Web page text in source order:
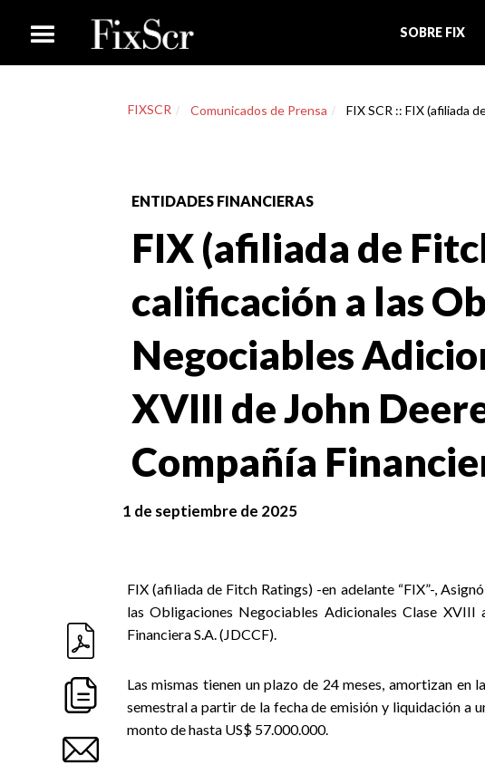
SOBRE FIX
FIXSCR Comunicados de Prensa FIX SCR :: FIX (afiliada
ENTIDADES FINANCIERAS
FIX (afiliada de
calificación a las
Negociables
XVIII de John
Compañía
1 de septiembre de 2025
FIX (afiliada de Fitch Ratings) -en adelante “FIX”-,
las Obligaciones Negociables Adicionales Clase
Financiera S.A. (JDCCF).
Las mismas tienen un plazo de 24 meses, amortizan
semestral a partir de la fecha de emisión y liquidación a
monto de hasta US$ 57.000.000.